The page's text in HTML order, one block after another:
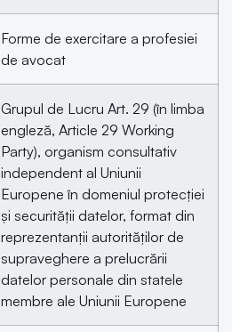
Forme de exercitare a profesiei
de avocat
Grupul de Lucru Art. 29 (în limba
engleză, Article 29 Working
Party), organism consultativ
independent al Uniunii
Europene în domeniul protecției
și securității datelor, format din
reprezentanţii autorităţilor de
supraveghere a prelucrării
datelor personale din statele
membre ale Uniunii Europene